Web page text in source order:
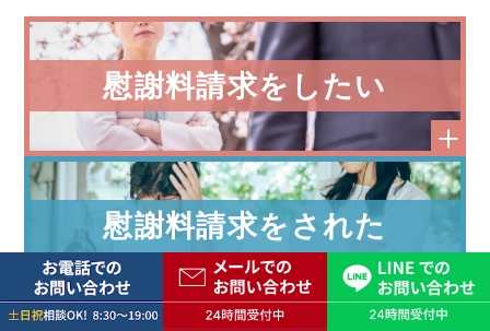
慰謝料請求をしたい
慰謝料請求をされた